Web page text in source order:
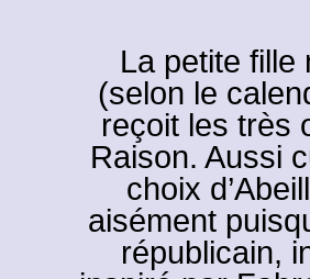
La petite fille
(selon le
reçoit les très
Raison. Aussi
choix
aisément
républicain,